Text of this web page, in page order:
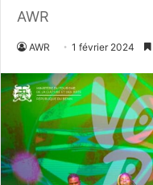
AWR
AWR 1 février 2024